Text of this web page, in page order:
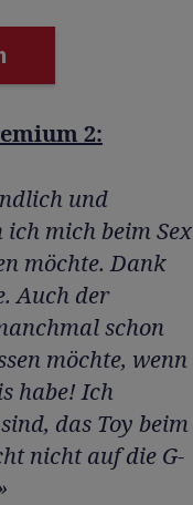
2:
und
mich beim Sex
möchte. Dank
Auch der
schon
möchte, wenn
habe! Ich
das Toy beim
nicht auf die G-